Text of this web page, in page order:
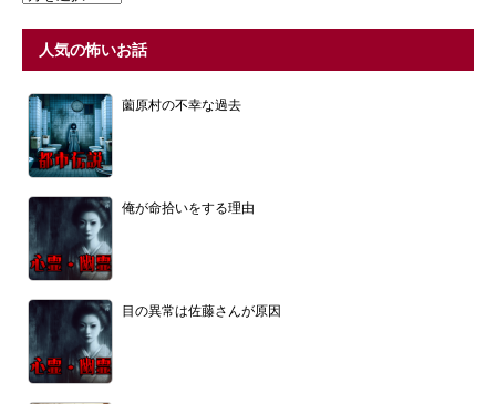
人気の怖いお話
薗原村の不幸な過去
俺が命拾いをする理由
目の異常は佐藤さんが原因